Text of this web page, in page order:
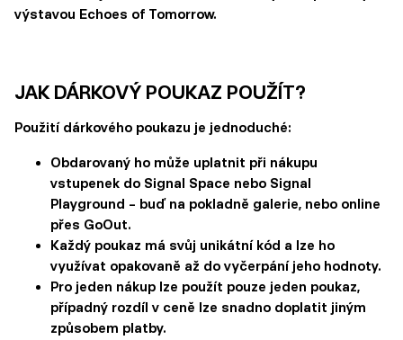
výstavou Echoes of Tomorrow.
JAK DÁRKOVÝ POUKAZ POUŽÍT?
Použití dárkového poukazu je jednoduché:
Obdarovaný ho může uplatnit při nákupu
vstupenek do Signal Space nebo Signal
Playground – buď na pokladně galerie, nebo online
přes GoOut.
Každý poukaz má svůj unikátní kód a lze ho
využívat opakovaně až do vyčerpání jeho hodnoty.
Pro jeden nákup lze použít pouze jeden poukaz,
případný rozdíl v ceně lze snadno doplatit jiným
způsobem platby.